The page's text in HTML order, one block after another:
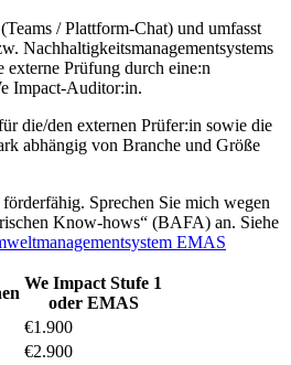
/ Plattform-Chat) und umfasst
Nachhaltigkeitsmanagementsystems
Prüfung durch eine:n
Impact-Auditor:in.
die/den externen Prüfer:in sowie die
abhängig von Branche und Größe
Sprechen Sie mich wegen
Know-hows“ (BAFA) an. Siehe
EMAS
We Impact Stufe 1
oder EMAS
€1.900
€2.900